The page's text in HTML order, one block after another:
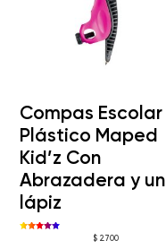
Compas Escolar
Plástico Maped
Kid’z Con
Abrazadera y un
lápiz
$ 2.700